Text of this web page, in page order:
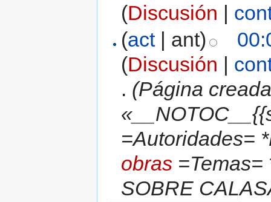
(Discusión |
(act| ant)
(Discusión |
. (Página
=Autoridades=
obras =Temas=
SOBRE